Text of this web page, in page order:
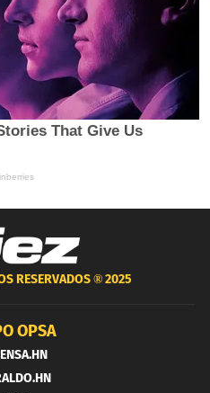
RESERVADOS ®2025
OPSA